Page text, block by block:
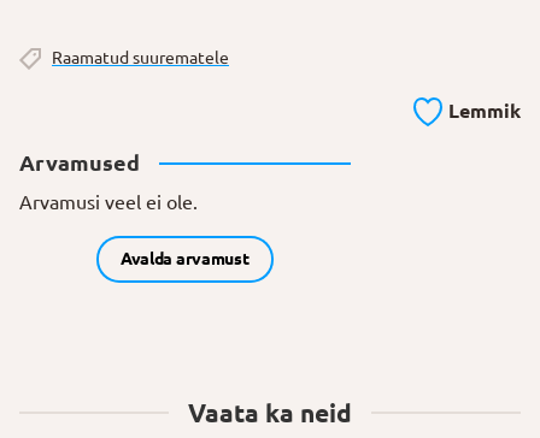
Lemmik
Raamatud suurematele
Arvamused
Arvamusi veel ei ole.
Avalda arvamust
Vaata ka neid